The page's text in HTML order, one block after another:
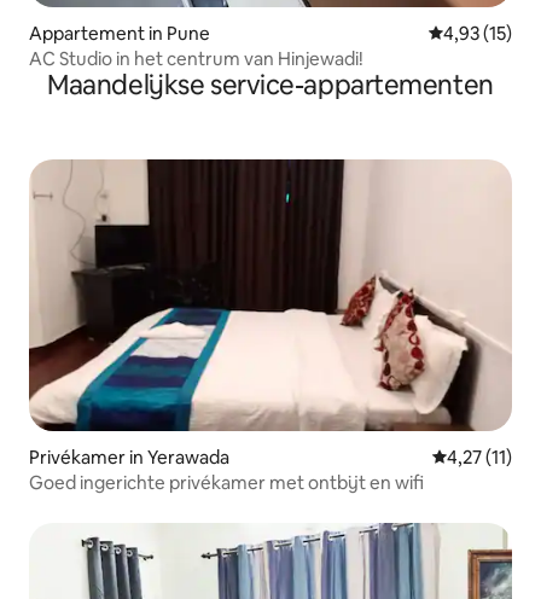
Appartement in Pune Gemiddelde
4,93 (15)
AC Studio in het centrum van Hinjewadi!
Maandelijkse service-appartementen
Privékamer in Yerawada Gemiddelde
4,27 (11)
Goed ingerichte privékamer met ontbijt en wifi